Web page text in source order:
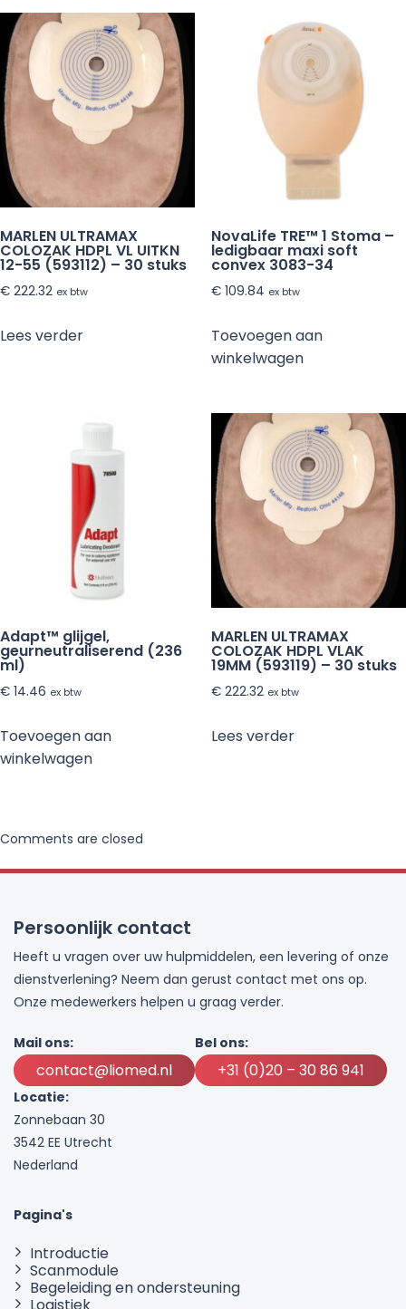
MARLEN ULTRAMAX
COLOZAK HDPL VL UITKN
12-55 (593112) – 30 stuks
€ 222.32 ex btw
Lees verder
NovaLife TRE™ 1 Stoma –
ledigbaar maxi soft
convex 3083-34
€109.84 ex btw
Toevoegen aan
winkelwagen
Adapt™ glijgel,
geurneutraliserend (236
ml)
€ 14.46 ex btw
Toevoegen aan
winkelwagen
MARLEN ULTRAMAX
COLOZAK HDPL VLAK
19MM (593119) – 30 stuks
€222.32 ex btw
Lees verder
Comments are closed
Persoonlijk contact
Heeft u vragen over uw hulpmiddelen, een levering of onze
dienstverlening? Neem dan gerust contact met ons op.
Onze medewerkers helpen u graag verder.
Mail ons:
contact@liomed.nl
Bel ons:
+31 (0)20 – 30 86 941
Locatie:
Zonnebaan 30
3542 EE Utrecht
Nederland
Pagina's
Introductie
Scanmodule
Begeleiding en ondersteuning
Logistiek